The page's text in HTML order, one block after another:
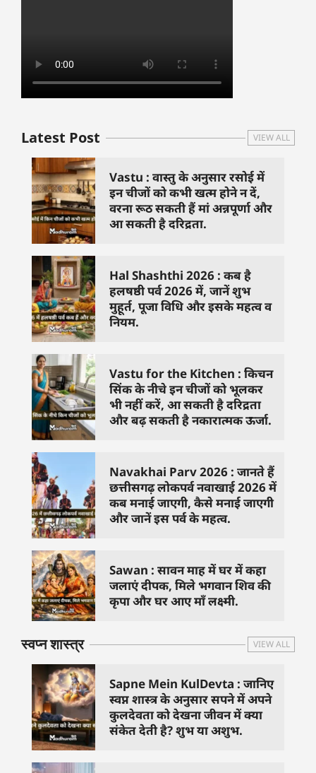
Latest Post VIEW ALL
Vastu : वास्तु के अनुसार रसोई में
इन चीजों को कभी खत्म होने न दें,
वरना रूठ सकती हैं मां अन्नपूर्णा और
आ सकती है दरिद्रता.
Hal Shashthi 2026 : कब है
हलषष्ठी पर्व 2026 में, जानें शुभ
मुहूर्त, पूजा विधि और इसके महत्व व
नियम.
Vastu for the Kitchen : किचन
सिंक के नीचे इन चीजों को भूलकर
भी नहीं करें, आ सकती है दरिद्रता
और बढ़ सकती है नकारात्मक ऊर्जा.
Navakhai Parv 2026 : जानते हैं
छत्तीसगढ़ लोकपर्व नवाखाई 2026 में
कब मनाई जाएगी, कैसे मनाई जाएगी
और जानें इस पर्व के महत्व.
Sawan : सावन माह में घर में कहा
जलाएं दीपक, मिले भगवान शिव की
कृपा और घर आए माँ लक्ष्मी.
स्वप्न शास्त्र VIEW ALL
Sapne Mein KulDevta : जानिए
स्वप्न शास्त्र के अनुसार सपने में अपने
कुलदेवता को देखना जीवन में क्या
संकेत देती है? शुभ या अशुभ.